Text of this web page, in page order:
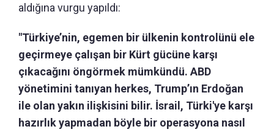
aldığına vurgu yapıldı:
"Türkiye’nin, egemen bir ülkenin kontrolünü ele
geçirmeye çalışan bir Kürt gücüne karşı
çıkacağını öngörmek mümkündü. ABD
yönetimini tanıyan herkes, Trump’ın Erdoğan
ile olan yakın ilişkisini bilir. İsrail, Türki'ye karşı
hazırlık yapmadan böyle bir operasyona nasıl